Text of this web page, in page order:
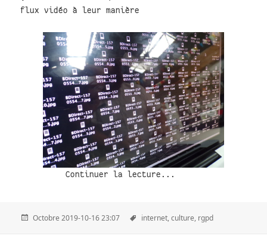
flux vidéo à leur manière
Continuer la lecture...
Octobre 2019-10-16 23:07 internet, culture, rgpd